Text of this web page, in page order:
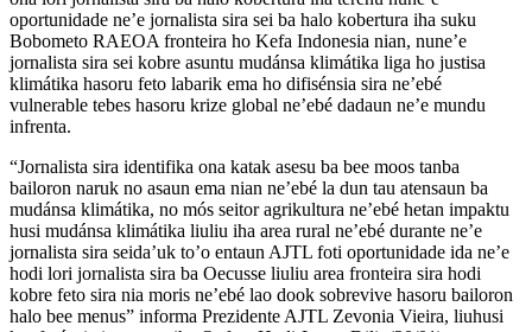
oportunidade ne’e jornalista sira sei ba halo kobertura iha suku
Bobometo RAEOA fronteira ho Kefa Indonesia nian, nune’e
jornalista sira sei kobre asuntu mudánsa klimátika liga ho justisa
klimátika hasoru feto labarik ema ho difisénsia sira ne’ebé
vulnerable tebes hasoru krize global ne’ebé dadaun ne’e mundu
infrenta.
“Jornalista sira identifika ona katak asesu ba bee moos tanba
bailoron naruk no asaun ema nian ne’ebé la dun tau atensaun ba
mudánsa klimátika, no mós seitor agrikultura ne’ebé hetan impaktu
husi mudánsa klimátika liuliu iha area rural ne’ebé durante ne’e
jornalista sira seida’uk to’o entaun AJTL foti oportunidade ida ne’e
hodi lori jornalista sira ba Oecusse liuliu area fronteira sira hodi
kobre feto sira nia moris ne’ebé lao dook sobrevive hasoru bailoron
halo bee menus” informa Prezidente AJTL Zevonia Vieira, liuhusi